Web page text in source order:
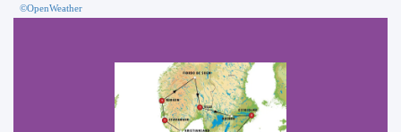
©OpenWeather